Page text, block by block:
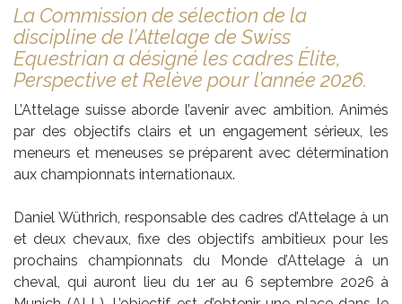
La Commission de sélection de la
discipline de l’Attelage de Swiss
Equestrian a désigné les cadres Élite,
Perspective et Relève pour l’année 2026.
L’Attelage suisse aborde l’avenir avec ambition. Animés
par des objectifs clairs et un engagement sérieux, les
meneurs et meneuses se préparent avec détermination
aux championnats internationaux.
Daniel Wüthrich, responsable des cadres d’Attelage à un
et deux chevaux, fixe des objectifs ambitieux pour les
prochains championnats du Monde d’Attelage à un
cheval, qui auront lieu du 1er au 6 septembre 2026 à